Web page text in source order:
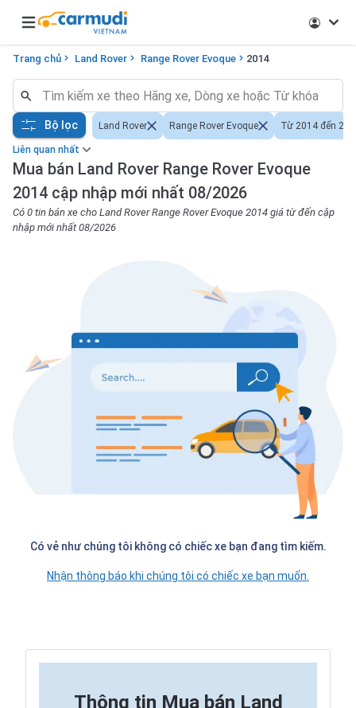
Open main menu
Trang chủ Land Rover Range Rover Evoque 2014
Liên quan nhất
Mua bán Land Rover Range Rover Evoque
2014 cập nhập mới nhất 08/2026
Có 0 tin bán xe cho Land Rover Range Rover Evoque 2014 giá từ đến cập
nhập mới nhất 08/2026
Bộ lọc Land Rover Range Rover Evoque Từ 2014 đến
Có vẻ như chúng tôi không có chiếc xe bạn đang tìm kiếm.
Nhận thông báo khi chúng tôi có chiếc xe bạn muốn.
Thông tin Mua bán Land